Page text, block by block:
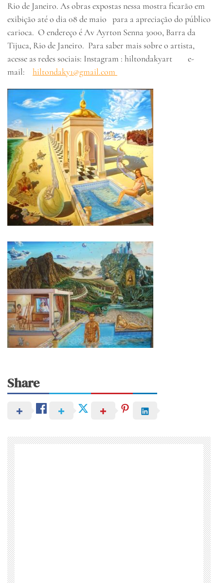
Rio de Janeiro. As obras expostas nessa mostra ficarão em
exibição até o dia 08 de maio para a apreciação do público
carioca. O endereço é Av Ayrton Senna 3000, Barra da
Tijuca, Rio de Janeiro. Para saber mais sobre o artista,
acesse as redes sociais: Instagram : hiltondakyart e-
mail: hiltondaky1@gmail.com
Share